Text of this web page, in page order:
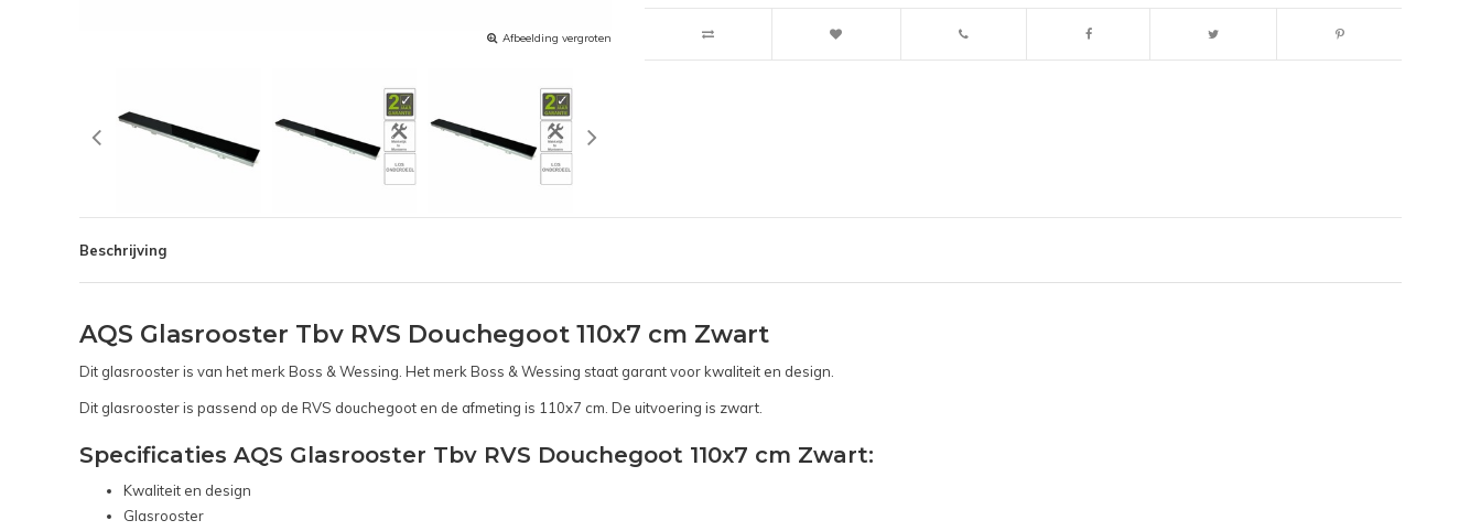
Afbeelding vergroten Afbeelding vergroten
Beschrijving
AQS Glasrooster Tbv RVS Douchegoot 110x7 cm Zwart
Dit glasrooster is van het merk Boss & Wessing. Het merk Boss & Wessing staat garant voor kwaliteit en design.
Dit glasrooster is passend op de RVS douchegoot en de afmeting is 110x7 cm. De uitvoering is zwart.
Specificaties AQS Glasrooster Tbv RVS Douchegoot 110x7 cm Zwart:
Kwaliteit en design
Glasrooster